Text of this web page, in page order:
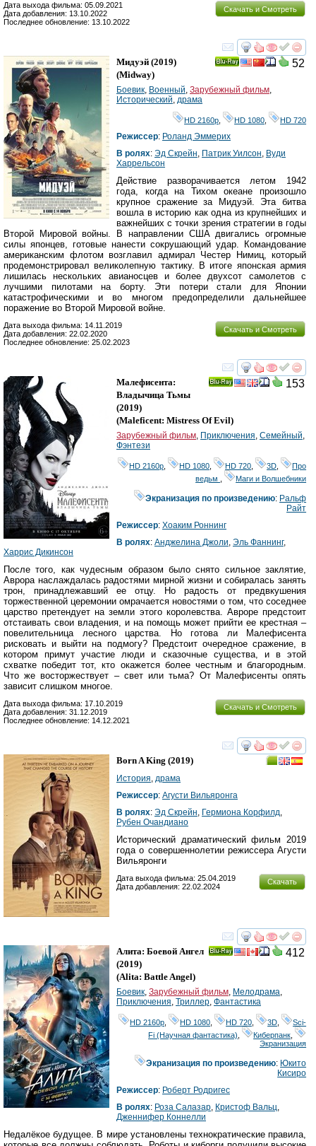
Скачать и Смотреть
Дата выхода фильма: 05.09.2021
Дата добавления: 13.10.2022
Последнее обновление: 13.10.2022
смотреть
52
Мидуэй (2019)
(Midway)
Боевик, Военный, Зарубежный фильм,
Исторический, драма
HD 2160р, HD 1080, HD 720
Режиссер: Роланд Эммерих
В ролях: Эд Скрейн, Патрик Уилсон, Вуди
Харрельсон
Действие разворачивается летом 1942
года, когда на Тихом океане произошло
крупное сражение за Мидуэй. Эта битва
вошла в историю как одна из крупнейших и
важнейших с точки зрения стратегии в годы
Второй Мировой войны. В направлении США двигались огромные
силы японцев, готовые нанести сокрушающий удар. Командование
американским флотом возглавил адмирал Честер Нимиц, который
продемонстрировал великолепную тактику. В итоге японская армия
лишилась нескольких авианосцев и более двухсот самолетов с
лучшими пилотами на борту. Эти потери стали для Японии
катастрофическими и во многом предопределили дальнейшее
поражение во Второй Мировой войне.
Скачать и Смотреть
Дата выхода фильма: 14.11.2019
Дата добавления: 22.02.2020
Последнее обновление: 25.02.2023
смотреть
153
Малефисента:
Владычица Тьмы
(2019)
(Maleficent: Mistress Of Evil)
Зарубежный фильм, Приключения, Семейный,
Фэнтези
HD 2160р HD 1080 HD 720 3D
Про
ведьм
Маги и Волшебники
Экранизация по произведению: Ральф
Райт
Режиссер: Хоаким Роннинг
В ролях: Анджелина Джоли, Эль Фаннинг,
Харрис Дикинсон
После того, как чудесным образом было снято сильное заклятие,
Аврора наслаждалась радостями мирной жизни и собиралась занять
трон, принадлежавший ее отцу. Но радость от предвкушения
торжественной церемонии омрачается новостями о том, что соседнее
царство претендует на земли этого королевства. Авроре предстоит
отстаивать свои владения, и на помощь может прийти ее крестная –
повелительница лесного царства. Но готова ли Малефисента
рисковать и выйти на подмогу? Предстоит очередное сражение, в
котором примут участие люди и сказочные существа, и в этой
схватке победит тот, кто окажется более честным и благородным.
Что же восторжествует – свет или тьма? От Малефисенты опять
зависит слишком многое.
Скачать и Смотреть
Дата выхода фильма: 17.10.2019
Дата добавления: 31.12.2019
Последнее обновление: 14.12.2021
смотреть
Born A King (2019)
История, драма
Режиссер: Агусти Вильяронга
В ролях: Эд Скрейн, Гермиона Корфилд,
Рубен Очандиано
Исторический драматический фильм 2019
года о совершеннолетии режиссера Агусти
Вильяронги
Скачать
Дата выхода фильма: 25.04.2019
Дата добавления: 22.02.2024
смотреть
412
Алита: Боевой Ангел
(2019)
(Alita: Battle Angel)
Боевик, Зарубежный фильм, Мелодрама,
Приключения, Триллер, Фантастика
HD 2160р HD 1080 HD 720 3D
Sci-
Fi (Научная фантастика)
Киберпанк
Экранизация
Экранизация по произведению: Юкито
Кисиро
Режиссер: Роберт Родригес
В ролях: Роза Салазар, Кристоф Вальц,
Дженнифер Коннелли
Недалёкое будущее. В мире установлены технократические правила,